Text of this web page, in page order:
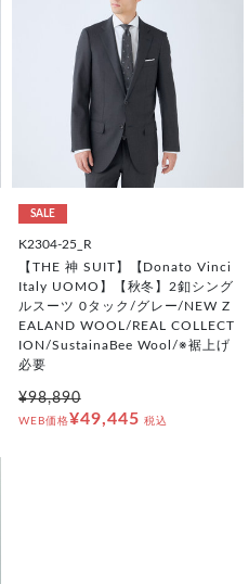
SALE
K2304-25_R
【THE 神 SUIT】【Donato Vinci
Italy UOMO】【秋冬】2釦シング
ルスーツ 0タック/グレー/NEW Z
EALAND WOOL/REAL COLLECT
ION/SustainaBee Wool/※裾上げ
必要
¥98,890
WEB価格¥49,445 税込